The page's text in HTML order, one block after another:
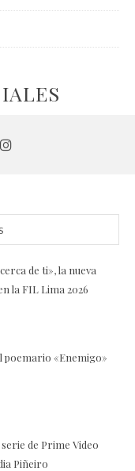
de ti», la nueva
la FIL Lima 2026
poemario «Enemigo»
de Prime Video
Piñeiro